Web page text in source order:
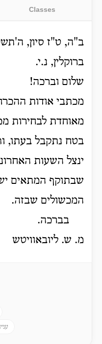
Classes
ב"ה, ט"ז סיון,
ברוקלין, נ.י.
שלום וברכה!
מכתבי אודות
מאוחדת לבחירות
בטח נתקבל בעתו,
ינצל השעות
שבתוקף המתאים
המכשולים שבזה.
בברכה.
מ. ש. ליובאוויטש